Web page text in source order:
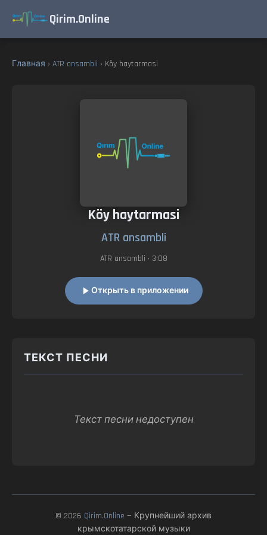
Qirim.Online
Главная › ATR ansambli › Köy haytarmasi
Köy haytarmasi
ATR ansambli
ATR ansambli • 3:08
Открыть в приложении
ТЕКСТ ПЕСНИ
Текст песни недоступен
© 2026 Qirim.Online — Крупнейший архив
крымскотатарской музыки